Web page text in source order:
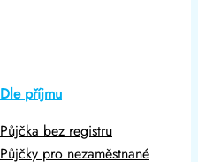
Dle příjmu
Půjčka bez registru
Půjčky pro nezaměstnané